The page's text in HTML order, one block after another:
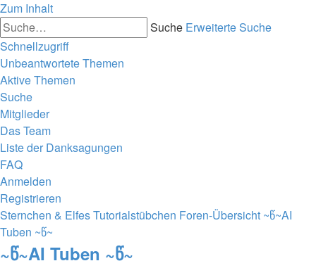
Zum Inhalt
Suche Erweiterte Suche
Schnellzugriff
Unbeantwortete Themen
Aktive Themen
Suche
Mitglieder
Das Team
Liste der Danksagungen
FAQ
Anmelden
Registrieren
Sternchen & Elfes Tutorialstübchen Foren-Übersicht ~წ~AI
Tuben ~წ~
~წ~AI Tuben ~წ~